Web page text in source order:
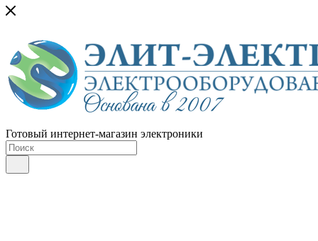
Готовый интернет-магазин электроники